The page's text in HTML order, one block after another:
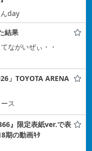
day
結果
ながいぜぃ・・
」TOYOTA ARENA
ス
』限定表紙ver.で表
期の動画ｷﾀ